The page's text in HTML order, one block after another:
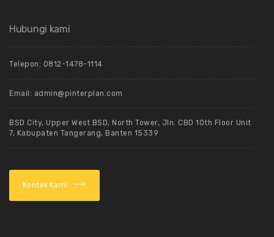
Hubungi kami
Telepon: 0812-1478-1114
Email: admin@pinterplan.com
BSD City, Upper West BSD, North Tower, Jln. CBD 10th Floor Unit
7, Kabupaten Tangerang, Banten 15339
Kontak Kami